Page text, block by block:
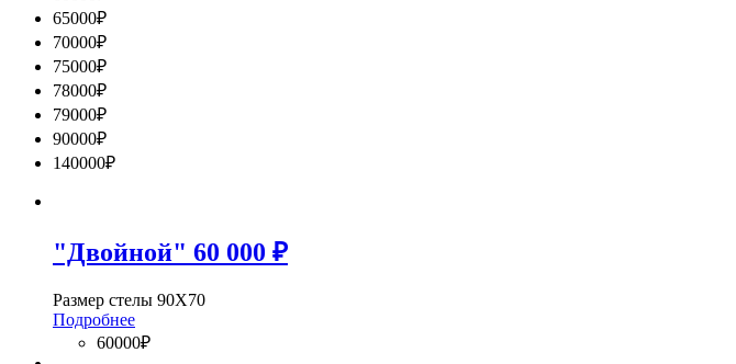
65000₽
70000₽
75000₽
78000₽
79000₽
90000₽
140000₽
"Двойной" 60 000 ₽
Размер стелы 90Х70
Подробнее
60000₽